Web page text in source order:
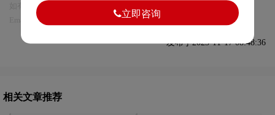
如有内容侵犯您的合法权益，请及时与我们联系
Email:75696531@qq.com，我们将第一时间安排删除。
发布于2023-11-17 08:48:36
相关文章推荐
立即咨询